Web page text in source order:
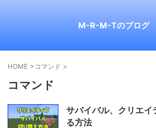
M-R-M-Tのブログ
HOME >コマンド >
コマンド
サバイバル、クリエイ
る方法